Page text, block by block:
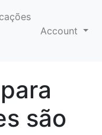
Account
são